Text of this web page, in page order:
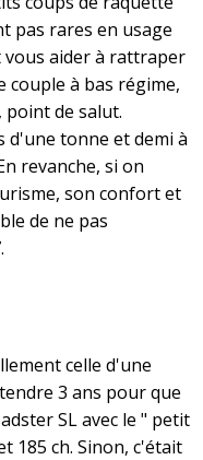
pas rares en usage
vous aider à rattraper
couple à bas régime,
point de salut.
d'une tonne et demi à
revanche, si on
son confort et
de ne pas
celle d'une
3 ans pour que
SL avec le " petit
185 ch. Sinon, c'était